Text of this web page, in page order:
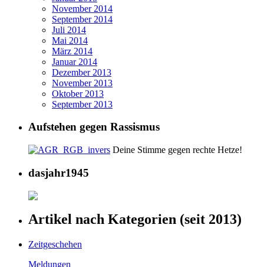
November 2014
September 2014
Juli 2014
Mai 2014
März 2014
Januar 2014
Dezember 2013
November 2013
Oktober 2013
September 2013
Aufstehen gegen Rassismus
Deine Stimme gegen rechte Hetze!
dasjahr1945
Artikel nach Kategorien (seit 2013)
Zeitgeschehen
Meldungen